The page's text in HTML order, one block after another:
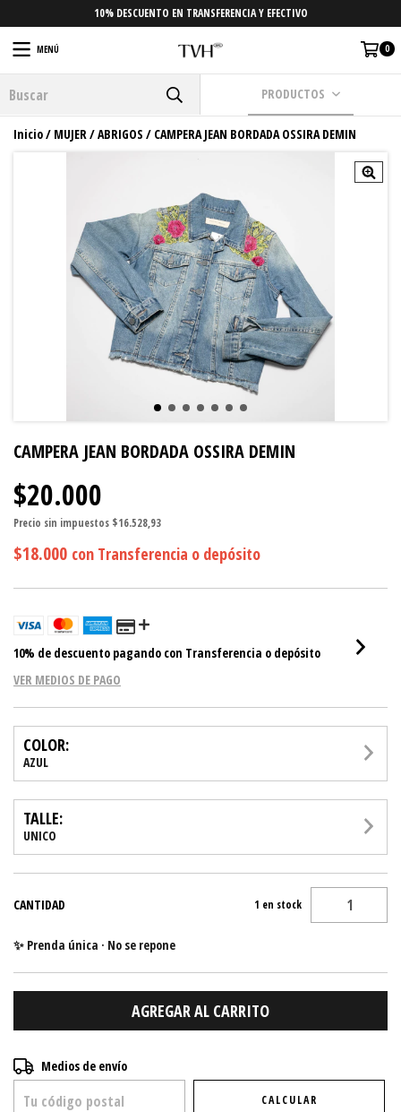
10% DESCUENTO EN TRANSFERENCIA Y EFECTIVO
MENÚ 0
PRODUCTOS
Inicio/ MUJER/ABRIGOS / CAMPERA JEAN BORDADA OSSIRA DEMIN
CAMPERA JEAN BORDADA OSSIRA DEMIN
$20.000
Precio sin impuestos $16.528,93
$18.000 con Transferencia o depósito
10% de descuento pagando con Transferencia o depósito
VER MEDIOS DE PAGO
COLOR:
AZUL
TALLE:
UNICO
CANTIDAD 1 en stock
✨ Prenda única · No se repone
Entregas para el CP:
Medios de envío
CALCULAR